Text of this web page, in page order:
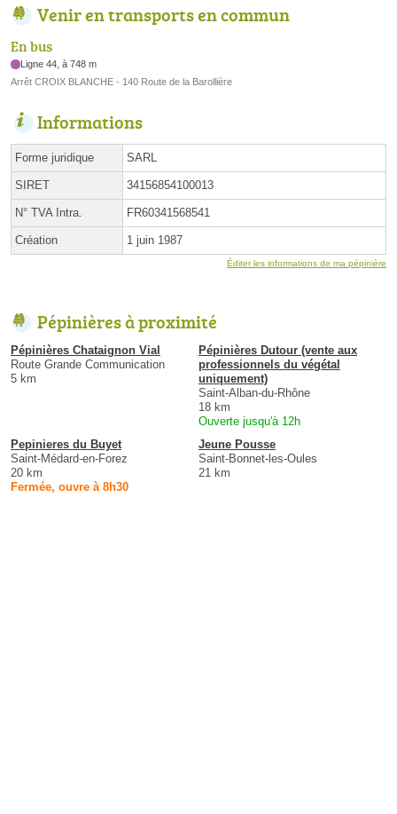
Venir en transports en commun
En bus
Ligne 44, à 748 m
Arrêt CROIX BLANCHE - 140 Route de la Barollière
Informations
Forme juridique SARL
SIRET 34156854100013
N° TVA Intra. FR60341568541
Création 1 juin 1987
Éditer les informations de ma pépinière
Pépinières à proximité
Pépinières Chataignon Vial
Route Grande Communication
5 km
Pépinières Dutour (vente aux
professionnels du végétal
uniquement)
Saint-Alban-du-Rhône
18 km
Ouverte jusqu'à 12h
Pepinieres du Buyet
Saint-Médard-en-Forez
20 km
Fermée, ouvre à 8h30
Jeune Pousse
Saint-Bonnet-les-Oules
21 km